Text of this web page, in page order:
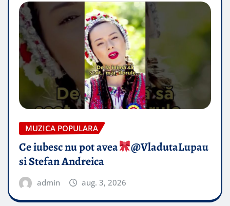
MUZICA POPULARA
Ce iubesc nu pot avea
​@VladutaLupau
si Stefan Andreica
admin aug. 3, 2026